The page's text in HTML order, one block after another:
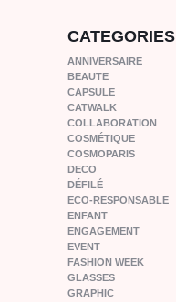
CATEGORIES
ANNIVERSAIRE
BEAUTE
CAPSULE
CATWALK
COLLABORATION
COSMÉTIQUE
COSMOPARIS
DECO
DÉFILÉ
ECO-RESPONSABLE
ENFANT
ENGAGEMENT
EVENT
FASHION WEEK
GLASSES
GRAPHIC